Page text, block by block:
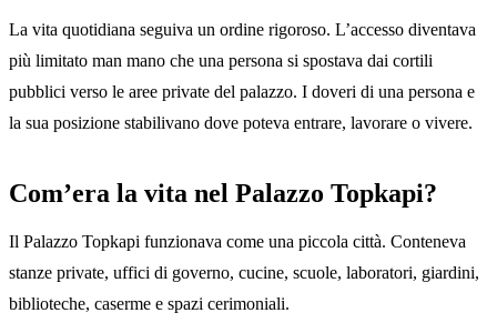
La vita quotidiana seguiva un ordine rigoroso. L’accesso diventava
più limitato man mano che una persona si spostava dai cortili
pubblici verso le aree private del palazzo. I doveri di una persona e
la sua posizione stabilivano dove poteva entrare, lavorare o vivere.
Com’era la vita nel Palazzo Topkapi?
Il Palazzo Topkapi funzionava come una piccola città. Conteneva
stanze private, uffici di governo, cucine, scuole, laboratori, giardini,
biblioteche, caserme e spazi cerimoniali.